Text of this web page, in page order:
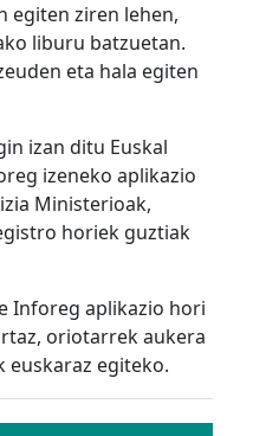
egiten ziren lehen,
liburu batzuetan.
eta hala egiten
izan ditu Euskal
izeneko aplikazio
Ministerioak,
horiek guztiak
Inforeg aplikazio hori
oriotarrek aukera
egiteko.